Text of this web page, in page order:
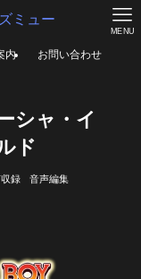
MENU
内 お問い合わせ
シャ・イ
ド
録 音声編集